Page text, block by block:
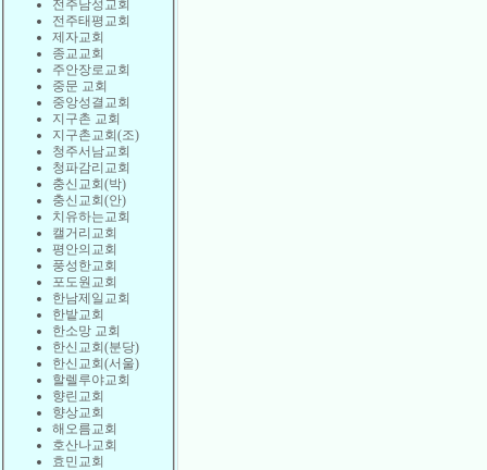
전주남성교회
전주태평교회
제자교회
종교교회
주안장로교회
중문 교회
중앙성결교회
지구촌 교회
지구촌교회(조)
청주서남교회
청파감리교회
충신교회(박)
충신교회(안)
치유하는교회
캘거리교회
평안의교회
풍성한교회
포도원교회
한남제일교회
한밭교회
한소망 교회
한신교회(분당)
한신교회(서울)
할렐루야교회
향린교회
향상교회
해오름교회
호산나교회
효민교회